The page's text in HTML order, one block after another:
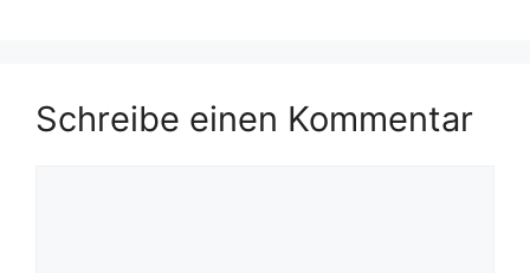
Schreibe einen Kommentar